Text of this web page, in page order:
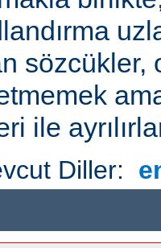
sözcükler,
ile
Diller: